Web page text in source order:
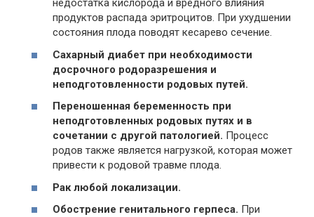
недостатка кислорода и вредного влияния
продуктов распада эритроцитов. При ухудшении
состояния плода поводят кесарево сечение.
Сахарный диабет при необходимости
досрочного родоразрешения и
неподготовленности родовых путей.
Переношенная беременность при
неподготовленных родовых путях и в
сочетании с другой патологией. Процесс
родов также является нагрузкой, которая может
привести к родовой травме плода.
Рак любой локализации.
Обострение генитального герпеса. При